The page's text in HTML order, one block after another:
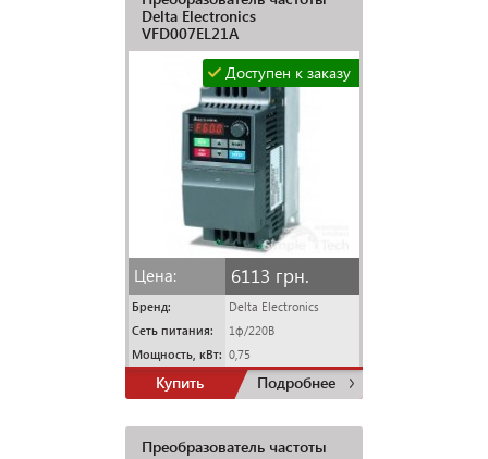
Delta Electronics
VFD007EL21A
Доступен к заказу
Цена: 6113 грн.
Бренд: Delta Electronics
Сеть питания: 1ф/220В
Мощность, кВт: 0,75
Купить Подробнее
Преобразователь частоты